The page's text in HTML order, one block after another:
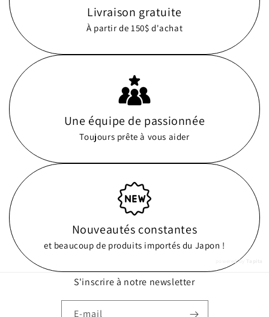
Livraison gratuite
À partir de 150$ d'achat
Une équipe de passionnée
Toujours prête à vous aider
Nouveautés constantes
et beaucoup de produits importés du Japon !
powered by
S'inscrire à notre newsletter
E-mail